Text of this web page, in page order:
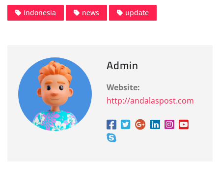
Indonesia news update
Admin
Website:
http://andalaspost.com